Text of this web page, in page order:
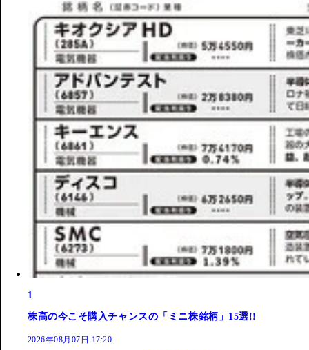
1
株高の今こそ購入チャンスの「ミニ株銘柄」15選!!
2026年08月07日 17:20